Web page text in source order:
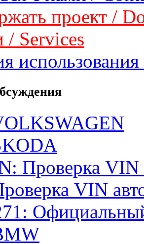
проект /
/ Services
Проверка VIN
VIN